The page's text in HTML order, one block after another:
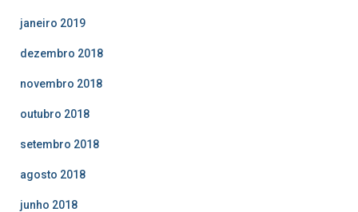
janeiro 2019
dezembro 2018
novembro 2018
outubro 2018
setembro 2018
agosto 2018
junho 2018